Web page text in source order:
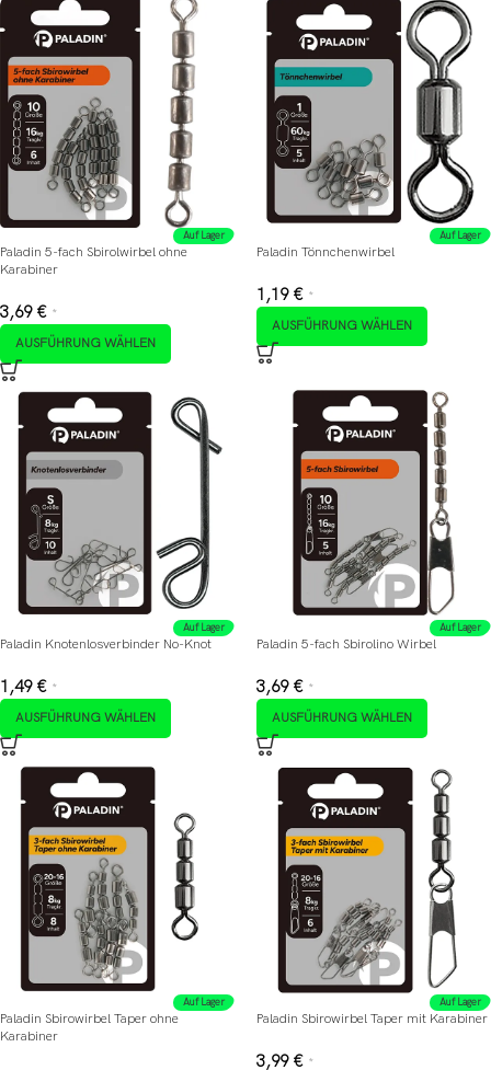
Auf Lager
Paladin 5-fach Sbirolwirbel ohne
Karabiner
3,69 € *
AUSFÜHRUNG WÄHLEN
Auf Lager
Paladin Tönnchenwirbel
1,19 € *
AUSFÜHRUNG WÄHLEN
Auf Lager
Paladin Knotenlosverbinder No-Knot
1,49 € *
AUSFÜHRUNG WÄHLEN
Auf Lager
Paladin 5-fach Sbirolino Wirbel
3,69 € *
AUSFÜHRUNG WÄHLEN
Auf Lager
Paladin Sbirowirbel Taper ohne
Karabiner
Auf Lager
Paladin Sbirowirbel Taper mit Karabiner
3,99 € *